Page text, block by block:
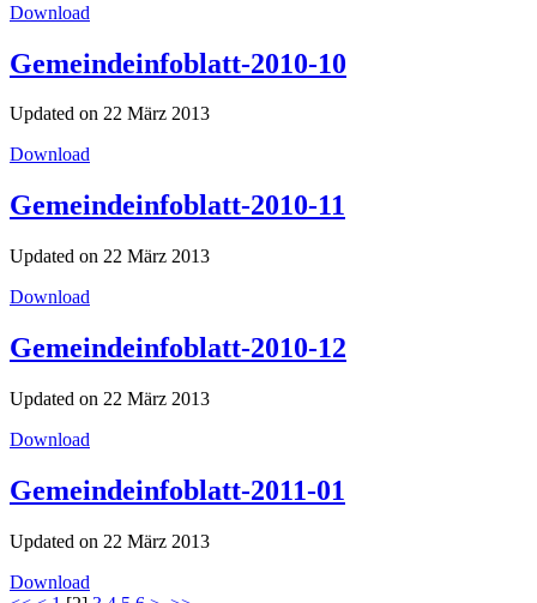
Download
Gemeindeinfoblatt-2010-10
Updated on 22 März 2013
Download
Gemeindeinfoblatt-2010-11
Updated on 22 März 2013
Download
Gemeindeinfoblatt-2010-12
Updated on 22 März 2013
Download
Gemeindeinfoblatt-2011-01
Updated on 22 März 2013
Download